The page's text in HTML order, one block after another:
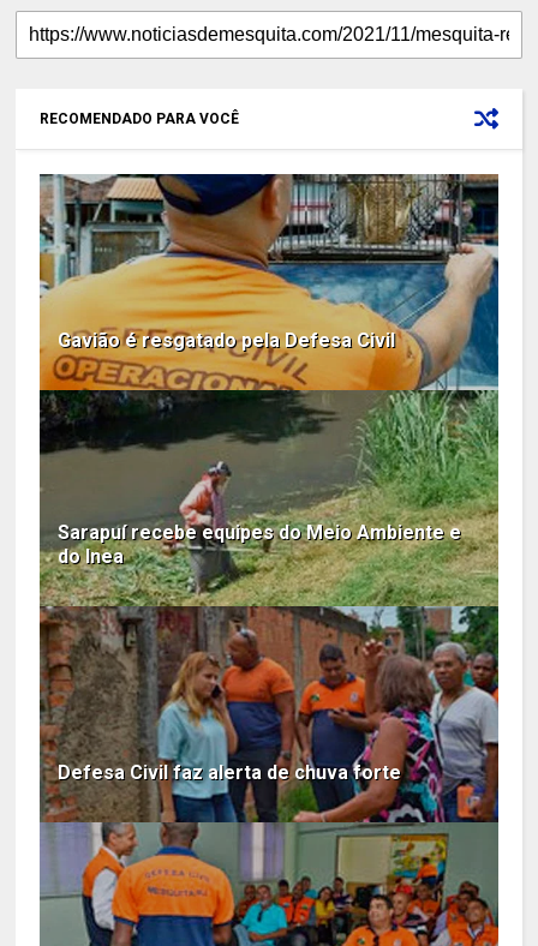
RECOMENDADO PARA VOCÊ
Gavião é resgatado pela Defesa Civil
Sarapuí recebe equipes do Meio Ambiente e
do Inea
Defesa Civil faz alerta de chuva forte